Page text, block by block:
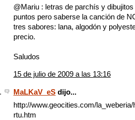
@Mariu : letras de parchís y
puntos pero saberse la canción de
tres sabores: lana, algodón y
precio.
Saludos
15 de julio de 2009 a las 13:16
MaLKaV_eS dijo...
http://www.geocities.com/
rtu.htm